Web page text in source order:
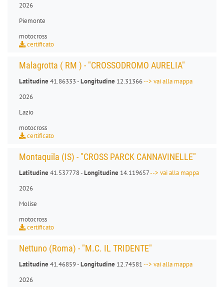
2026
Piemonte
motocross
certificato
Malagrotta ( RM ) - "CROSSODROMO AURELIA"
Latitudine41.86333 -Longitudine 12.31366--> vai alla mappa
2026
Lazio
motocross
certificato
Montaquila (IS) - "CROSS PARCK CANNAVINELLE"
Latitudine41.537778 -Longitudine 14.119657--> vai alla mappa
2026
Molise
motocross
certificato
Nettuno (Roma) - "M.C. IL TRIDENTE"
Latitudine41.46859 -Longitudine 12.74581--> vai alla mappa
2026